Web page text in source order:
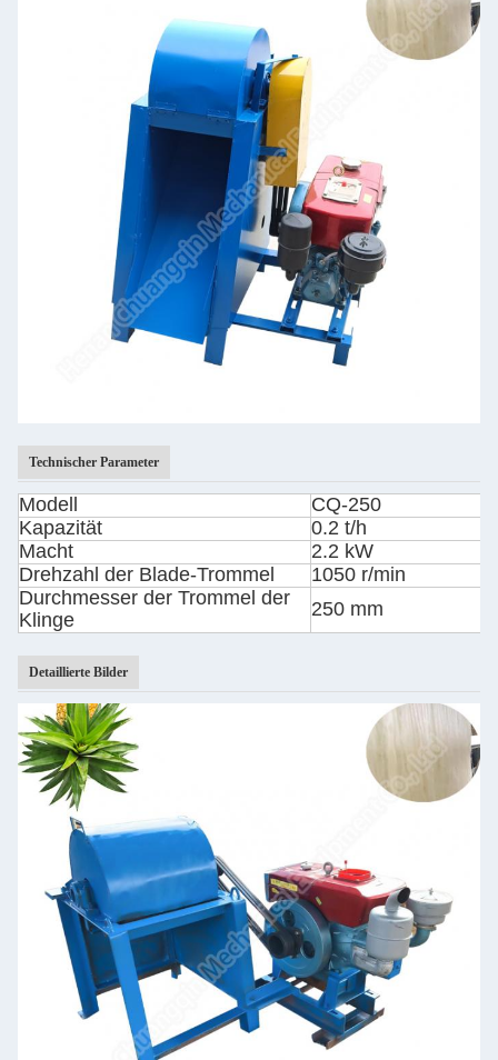
Technischer Parameter
Modell
CQ-250
Kapazität
0.2 t/h
Macht
2.2 kW
Drehzahl der Blade-Trommel
1050 r/min
Durchmesser der Trommel der
Klinge
250 mm
Detaillierte Bilder